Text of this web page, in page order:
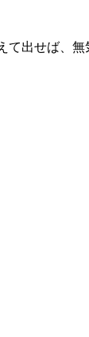
出せば、無